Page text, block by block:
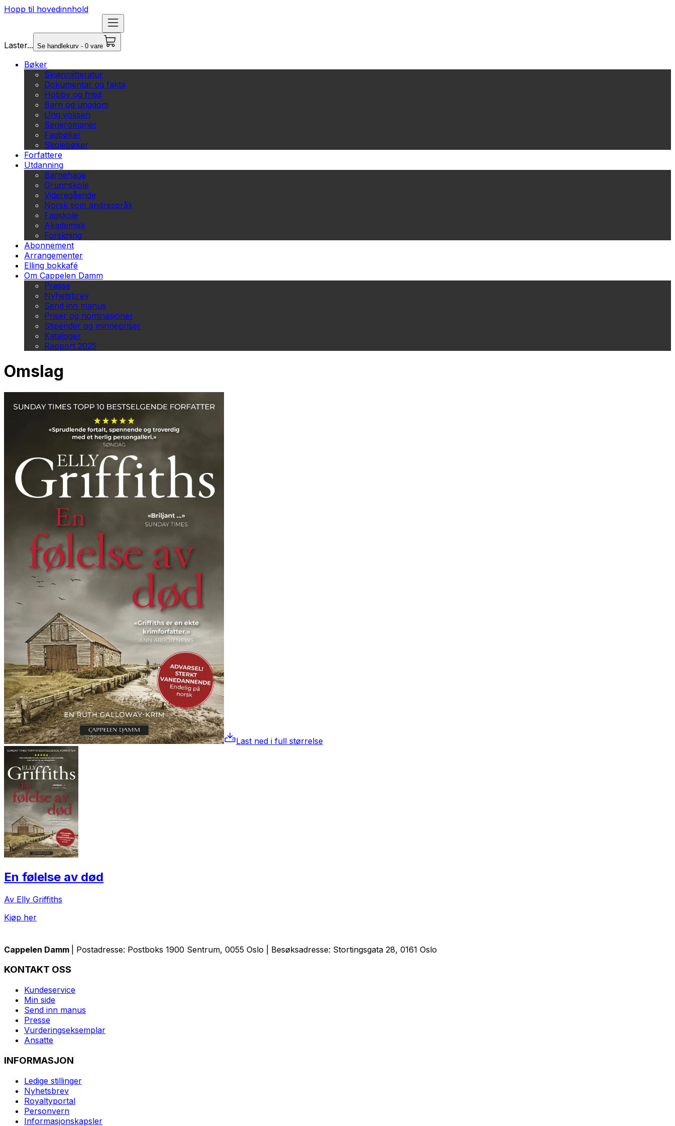
Hopp til hovedinnhold
Laster... Se handlekurv - 0 vare
Bøker
Skjønnlitteratur
Dokumentar og fakta
Hobby og fritid
Barn og ungdom
Ung voksen
Serieromaner
Fagbøker
Skolebøker
Forfattere
Utdanning
Barnehage
Grunnskole
Videregående
Norsk som andrespråk
Fagskole
Akademisk
Forskning
Abonnement
Arrangementer
Elling bokkafé
Om Cappelen Damm
Presse
Nyhetsbrev
Send inn manus
Priser og nominasjoner
Stipender og minnepriser
Kataloger
Rapport 2025
Omslag
Last ned i full størrelse
En følelse av død
Av Elly Griffiths
Kjøp her
Cappelen Damm | Postadresse: Postboks 1900 Sentrum, 0055 Oslo | Besøksadresse: Stortingsgata 28, 0161 Oslo
KONTAKT OSS
Kundeservice
Min side
Send inn manus
Presse
Vurderingseksemplar
Ansatte
INFORMASJON
Ledige stillinger
Nyhetsbrev
Royaltyportal
Personvern
Informasjonskapsler